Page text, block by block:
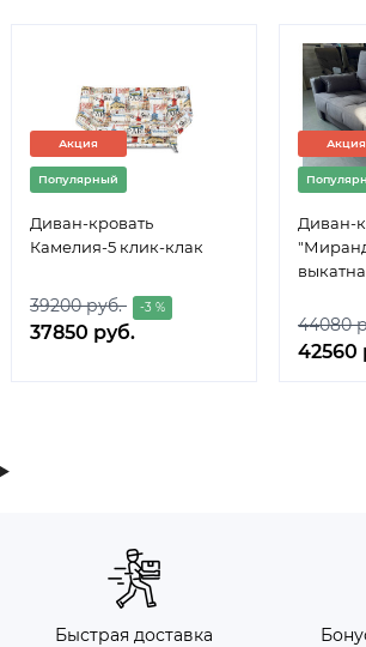
Акция
Популярный
Диван-кровать
Камелия-5 клик-клак
39200 руб. -3 %
37850 руб.
Акция
Диван-
44080
42560
Быстрая доставка